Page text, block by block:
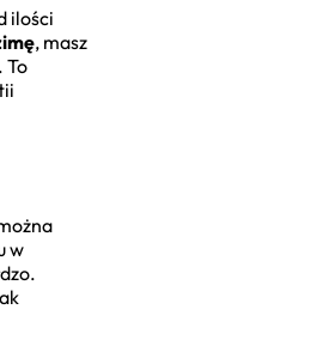
ilości
, masz
To
w